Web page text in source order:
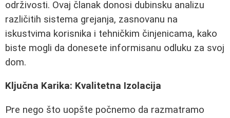
održivosti. Ovaj članak donosi dubinsku analizu
različitih sistema grejanja, zasnovanu na
iskustvima korisnika i tehničkim činjenicama, kako
biste mogli da donesete informisanu odluku za svoj
dom.
Ključna Karika: Kvalitetna Izolacija
Pre nego što uopšte počnemo da razmatramo